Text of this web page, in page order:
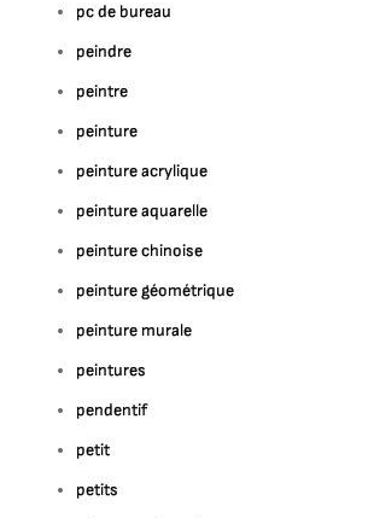
pc de bureau
peindre
peintre
peinture
peinture acrylique
peinture aquarelle
peinture chinoise
peinture géométrique
peinture murale
peintures
pendentif
petit
petits